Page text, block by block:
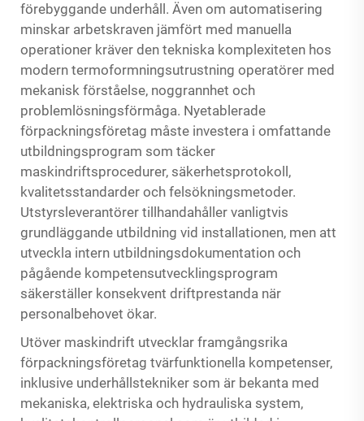
förebyggande underhåll. Även om automatisering
minskar arbetskraven jämfört med manuella
operationer kräver den tekniska komplexiteten hos
modern termoformningsutrustning operatörer med
mekanisk förståelse, noggrannhet och
problemlösningsförmåga. Nyetablerade
förpackningsföretag måste investera i omfattande
utbildningsprogram som täcker
maskindriftsprocedurer, säkerhetsprotokoll,
kvalitetsstandarder och felsökningsmetoder.
Utstyrsleverantörer tillhandahåller vanligtvis
grundläggande utbildning vid installationen, men att
utveckla intern utbildningsdokumentation och
pågående kompetensutvecklingsprogram
säkerställer konsekvent driftprestanda när
personalbehovet ökar.
Utöver maskindrift utvecklar framgångsrika
förpackningsföretag tvärfunktionella kompetenser,
inklusive underhållstekniker som är bekanta med
mekaniska, elektriska och hydrauliska system,